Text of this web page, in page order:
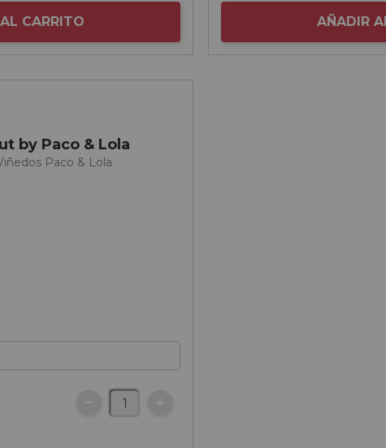
CARRITO AÑADIR
by Paco & Lola
Paco & Lola